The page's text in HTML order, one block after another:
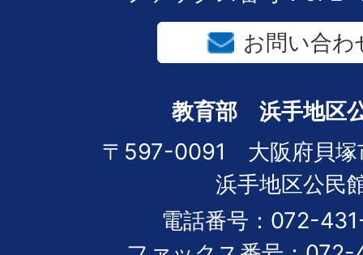
お問い合わ
教育部 浜手地区
〒597-0091 大阪府貝塚
浜手地区公民
電話番号：072-